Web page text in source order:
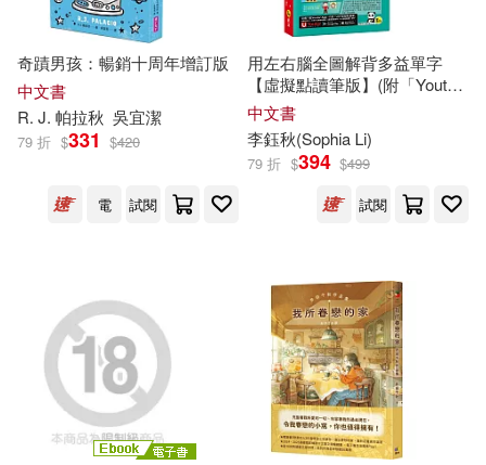
（蘇）比安基(18)
BOUTIQUE-SHA(16)
井田千秋(16) 秋桜ヒロロ(16)
賈志剛(16) 賴秋琴(16)
劉鈞傑(15)
日本寶庫社(15) 易千秋(15)
江軍(15)
中國文史出版社(52)
人民出版社(50)
三采(47)
華東師範大學出版社(45)
PAD(44) 長鴻出版社(44)
武漢大學出版社(43) 三民(42)
奇蹟男孩：暢銷十周年增訂版
中文書
R. J. 帕拉秋 吳宜潔
79 折 $331 $420
電 試閱
用左右腦全圖解背多益單字
【虛擬點讀筆版】(附「Youtor
App」內含VRP虛擬點讀筆+防
水書套)
中文書
李鈺秋(Sophia Li)
79 折 $394 $499
試閱